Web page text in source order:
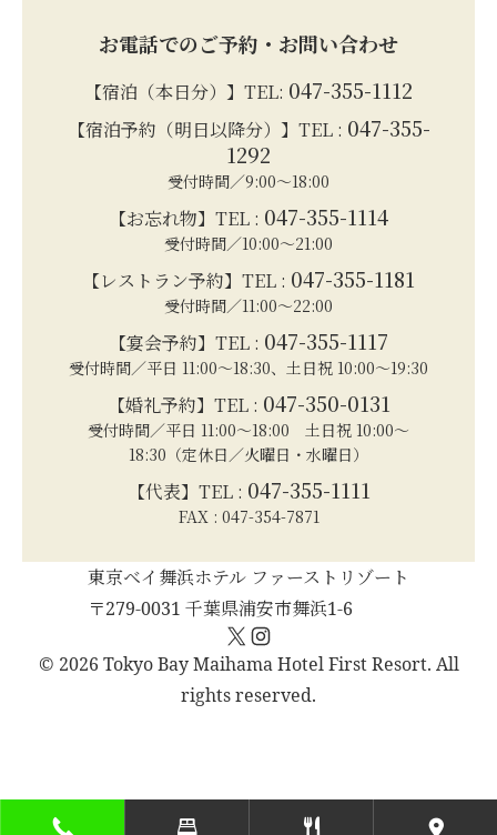
お電話でのご予約・お問い合わせ
【宿泊（本日分）】TEL: 047-355-1112
【宿泊予約（明日以降分）】TEL : 047-355-
1292
受付時間／9:00～18:00
【お忘れ物】TEL : 047-355-1114
受付時間／10:00～21:00
【レストラン予約】TEL : 047-355-1181
受付時間／11:00～22:00
【宴会予約】TEL : 047-355-1117
受付時間／平日 11:00～18:30、土日祝 10:00～19:30
【婚礼予約】TEL : 047-350-0131
受付時間／平日 11:00～18:00 土日祝 10:00～
18:30（定休日／火曜日・水曜日）
【代表】TEL : 047-355-1111
FAX : 047-354-7871
東京ベイ舞浜ホテル ファーストリゾート
〒279-0031 千葉県浦安市舞浜1-6
X Instagram
© 2026 Tokyo Bay Maihama Hotel First Resort. All
rights reserved.